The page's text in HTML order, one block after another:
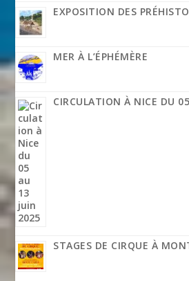
EXPOSITION DES
MER À L’ÉPHÉMÈRE
CIRCULATION À NICE DU
STAGES DE CIRQUE À